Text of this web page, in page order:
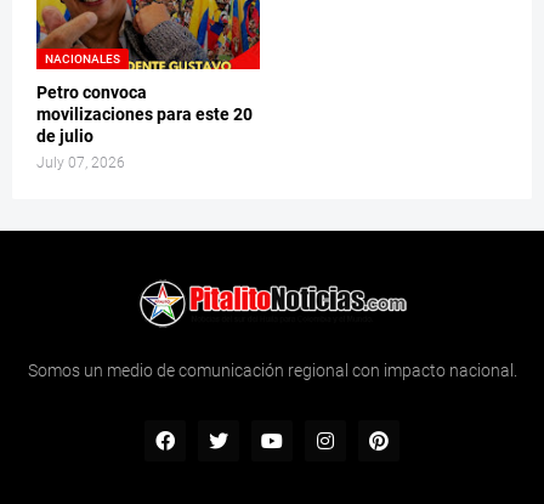
NACIONALES
Petro convoca
movilizaciones para este 20
de julio
July 07, 2026
Somos un medio de comunicación regional con impacto nacional.